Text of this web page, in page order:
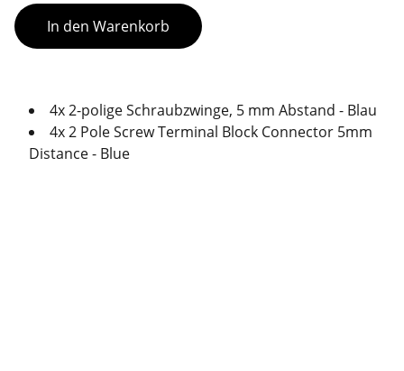
In den Warenkorb
4x 2-polige Schraubzwinge, 5 mm Abstand - Blau
4x 2 Pole Screw Terminal Block Connector 5mm
Distance - Blue